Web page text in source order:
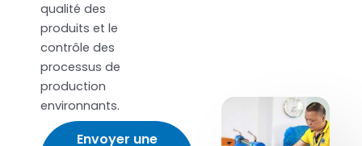
qualité des
produits et le
contrôle des
processus de
production
environnants.
Envoyer une